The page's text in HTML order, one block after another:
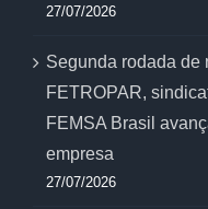
27/07/2026
Segunda rodada de
FETROPAR,
FEMSA Brasil
empresa
27/07/2026